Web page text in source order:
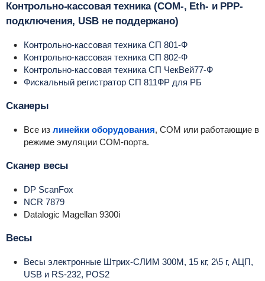
Контрольно-кассовая техника (COM-, Eth- и PPP-
подключения, USB не поддержано)
Контрольно-кассовая техника СП 801-Ф
Контрольно-кассовая техника СП 802-Ф
Контрольно-кассовая техника СП ЧекВей77-Ф
Фискальный регистратор СП 811ФР для РБ
Сканеры
Все из линейки оборудования, СОМ или работающие в
режиме эмуляции COM-порта.
Сканер весы
DP ScanFox
NCR 7879
Datalogic Magellan 9300i
Весы
Весы электронные Штрих-СЛИМ 300М, 15 кг, 2\5 г, АЦП,
USB и RS-232, POS2